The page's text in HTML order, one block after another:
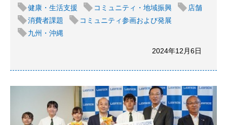
健康・生活支援 コミュニティ・地域振興
店舗
消費者課題
コミュニティ参画および発展
九州・沖縄
2024年12月6日